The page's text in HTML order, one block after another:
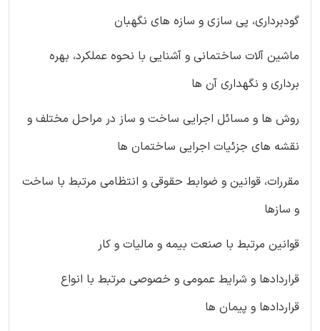
گودبرداری، پی سازی و سازه های نگهبان
ماشین آلات ساختمانی و آشنایی با نحوه عملکرد، بهره
برداری و نگهداری آن ها
روش ها و مسائل اجرایی ساخت و ساز در مراحل مختلف و
نقشه های جزئیات اجرایی ساختمان ها
مقررات، قوانین و ضوابط حقوقی و انتظامی مرتبط با ساخت
و سازها
قوانین مرتبط با صنعت بیمه و مالیات و کار
قراردادها و شرایط عمومی و خصوصی مرتبط با انواع
قراردادها و پیمان ها